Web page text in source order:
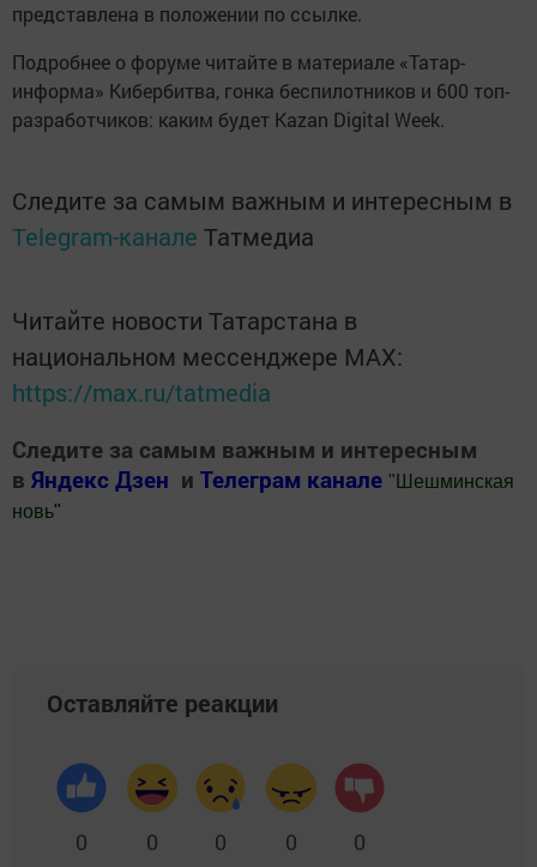
представлена в положении по ссылке.
Подробнее о форуме читайте в материале «Татар-
информа» Кибербитва, гонка беспилотников и 600 топ-
разработчиков: каким будет Kazan Digital Week.
Следите за самым важным и интересным в
Telegram-канале Татмедиа
Читайте новости Татарстана в
национальном мессенджере MАХ:
https://max.ru/tatmedia
Следите за самым важным и интересным
в Яндекс Дзен и Телеграм канале " Шешминская
новь"
Оставляйте реакции
0 0 0 0 0